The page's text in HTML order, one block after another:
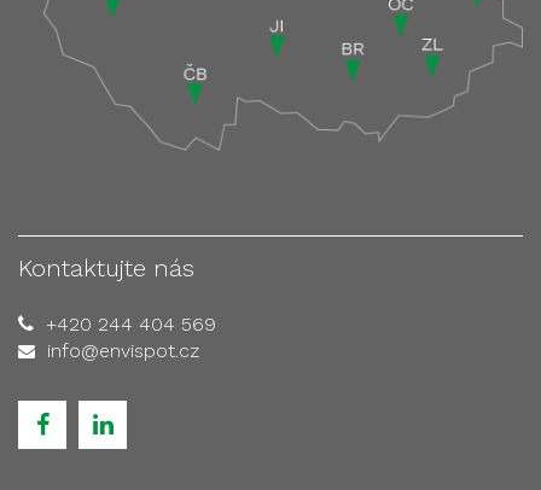
Kontaktujte nás
+420 244 404 569
info@envispot.cz